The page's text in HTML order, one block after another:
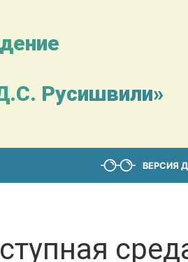
Русишвили»
ВЕРСИЯ